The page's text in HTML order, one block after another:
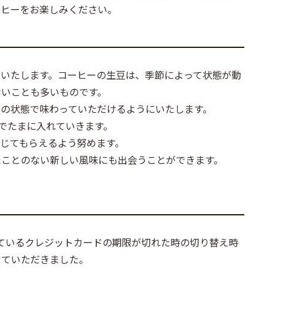
ーをお楽しみください。
たします。コーヒーの生豆は、季節によって状態が動
ことも多いものです。
態で味わっていただけるようにいたします。
まに入れていきます。
もらえるよう努めます。
のない新しい風味にも出会うことができます。
るクレジットカードの期限が切れた時の切り替え時
いただきました。